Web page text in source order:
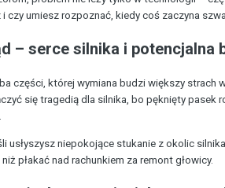
czy umiesz rozpoznać, kiedy coś zaczyna
– serce silnika i potencjalna
części, której wymiana budzi większy
się tragedią dla silnika, bo pęknięty pasek
usłyszysz niepokojące stukanie z okolic
płakać nad rachunkiem za remont głowicy.